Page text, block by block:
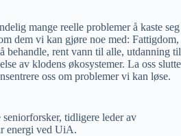
mange reelle problemer å kaste seg
dem vi kan gjøre noe med: Fattigdom,
behandle, rent vann til alle, utdanning til
av klodens økosystemer. La oss slutte
oss om problemer vi kan løse.
tidligere leder av
energi ved UiA.